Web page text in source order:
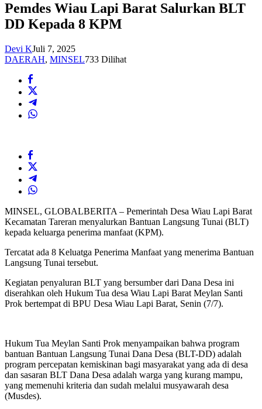
Pemdes Wiau Lapi Barat Salurkan BLT
DD Kepada 8 KPM
Devi KJuli 7, 2025
DAERAH, MINSEL733 Dilihat
MINSEL, GLOBALBERITA – Pemerintah Desa Wiau Lapi Barat
Kecamatan Tareran menyalurkan Bantuan Langsung Tunai (BLT)
kepada keluarga penerima manfaat (KPM).
Tercatat ada 8 Keluatga Penerima Manfaat yang menerima Bantuan
Langsung Tunai tersebut.
Kegiatan penyaluran BLT yang bersumber dari Dana Desa ini
diserahkan oleh Hukum Tua desa Wiau Lapi Barat Meylan Santi
Prok bertempat di BPU Desa Wiau Lapi Barat, Senin (7/7).
Hukum Tua Meylan Santi Prok menyampaikan bahwa program
bantuan Bantuan Langsung Tunai Dana Desa (BLT-DD) adalah
program percepatan kemiskinan bagi masyarakat yang ada di desa
dan sasaran BLT Dana Desa adalah warga yang kurang mampu,
yang memenuhi kriteria dan sudah melalui musyawarah desa
(Musdes).